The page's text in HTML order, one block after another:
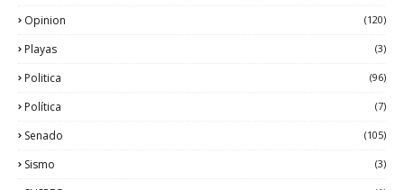
Opinion (120)
Playas (3)
Politica (96)
Política (7)
Senado (105)
Sismo (3)